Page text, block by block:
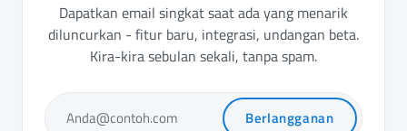
Dapatkan email singkat saat ada yang menarik
diluncurkan - fitur baru, integrasi, undangan beta.
Kira-kira sebulan sekali, tanpa spam.
Berlangganan